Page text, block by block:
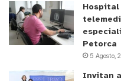
animales son color
para respirar, muerte
los movimientos
alguno de estos
animal, no lo toque y
Petorca
5 Agosto,
Invitan